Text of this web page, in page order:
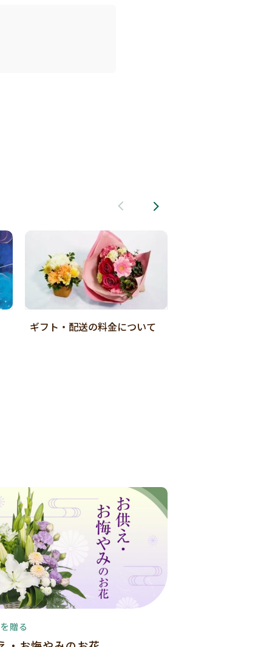
ギフト・配送の料金について
贈る